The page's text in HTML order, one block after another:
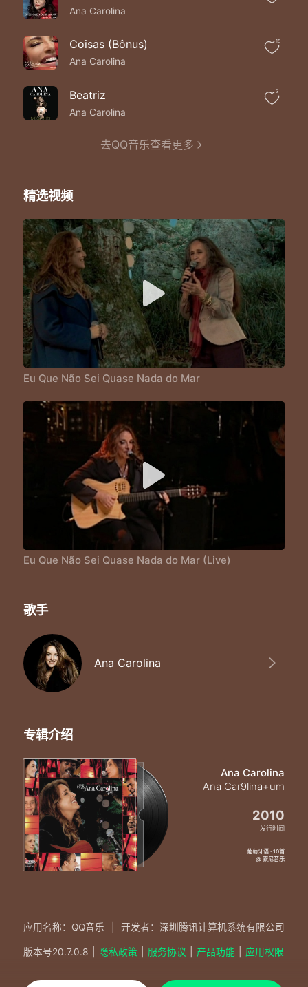
Ana Carolina
Coisas (Bônus)
Ana Carolina
15
Beatriz
Ana Carolina
3
去QQ音乐查看更多
精选视频
Eu Que Não Sei Quase Nada do Mar
Eu Que Não Sei Quase Nada do Mar (Live)
歌手
Ana Carolina
专辑介绍
Ana Carolina
Ana Car9lina+um
2010
发行时间
葡萄牙语 · 10首
@ 索尼音乐
应用名称：QQ音乐 开发者：深圳腾讯计算机系统有限公司
版本号20.7.0.8 隐私政策 服务协议 产品功能 应用权限